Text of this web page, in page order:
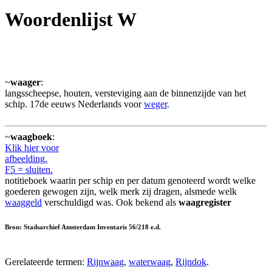
Woordenlijst W
~waager:
langsscheepse, houten, versteviging aan de binnenzijde van het
schip. 17de eeuws Nederlands voorweger.
~waagboek:
Klik hier voor
afbeelding.
F5 = sluiten.
notitieboek waarin per schip en per datum genoteerd wordt welke
goederen gewogen zijn, welk merk zij dragen, alsmede welk
waaggeld verschuldigd was. Ook bekend als waagregister
Bron: Stadsarchief Amsterdam Inventaris 56/218 e.d.
Gerelateerde termen: Rijnwaag, waterwaag, Rijndok.